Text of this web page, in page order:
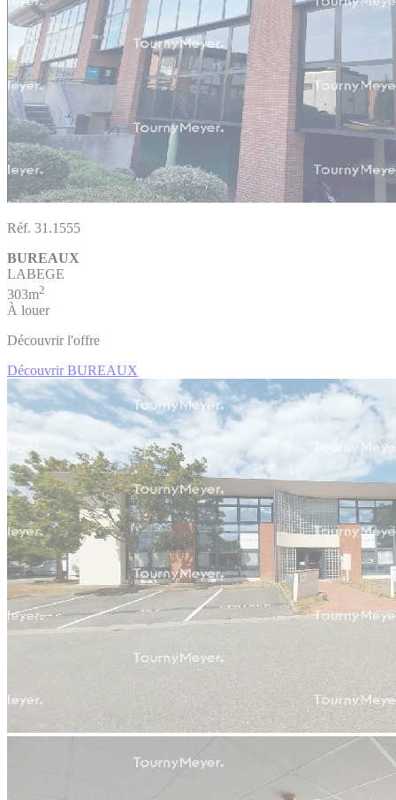
Réf. 31.1555
BUREAUX
LABEGE
303m2
À louer
Découvrir l'offre
Découvrir BUREAUX